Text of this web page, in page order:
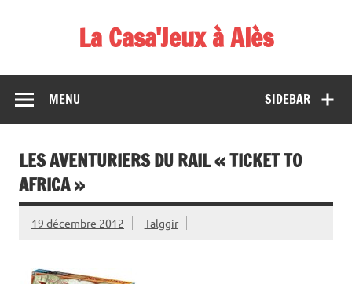
La Casa'Jeux à Alès
démos et de tournois
SIDEBAR
MENU
LES AVENTURIERS DU RAIL « TICKET TO
AFRICA »
19 décembre 2012 Talggir